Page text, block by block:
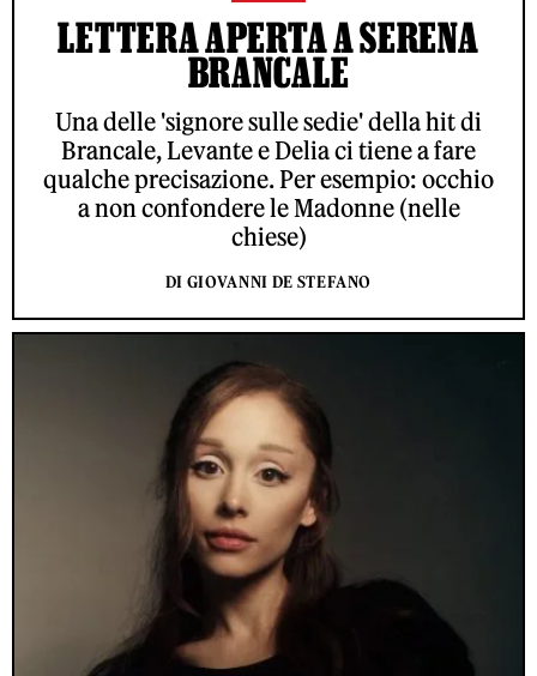
LETTERA APERTA A SERENA
BRANCALE
Una delle 'signore sulle sedie' della hit di
Brancale, Levante e Delia ci tiene a fare
qualche precisazione. Per esempio: occhio
a non confondere le Madonne (nelle
chiese)
DI GIOVANNI DE STEFANO